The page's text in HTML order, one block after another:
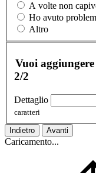
A volte non
Ho avuto
Altro
Vuoi
2/2
Dettaglio
caratteri
Indietro Avanti
Caricamento...